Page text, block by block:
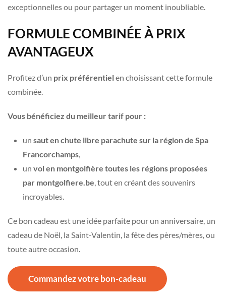
exceptionnelles ou pour partager un moment inoubliable.
FORMULE COMBINÉE À PRIX
AVANTAGEUX
Profitez d’un prix préférentielen choisissant cette formule
combinée.
Vous bénéficiez du meilleur tarif pour :
un saut en chute libre parachute sur la région de Spa
Francorchamps,
un vol en montgolfière toutes les régions proposées
par montgolfiere.be, tout en créant des souvenirs
incroyables.
Ce bon cadeau est une idée parfaite pour un anniversaire, un
cadeau de Noël, la Saint-Valentin, la fête des pères/mères, ou
toute autre occasion.
Commandez votre bon-cadeau